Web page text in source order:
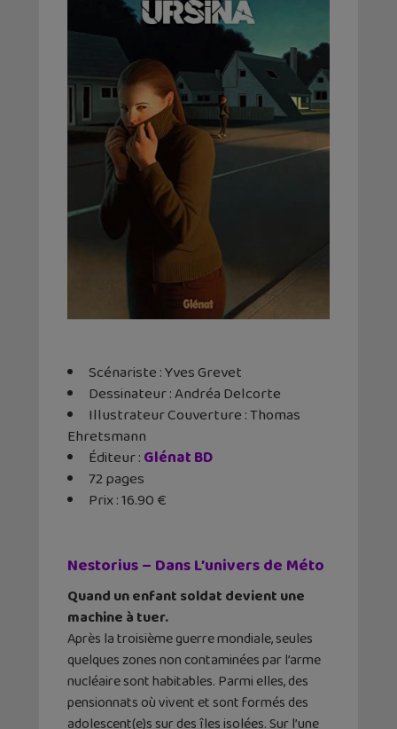
Scénariste : Yves Grevet
Dessinateur : Andréa Delcorte
Illustrateur Couverture : Thomas
Ehretsmann
Éditeur :‎Glénat BD
72 pages
Prix : 16.90 €
Nestorius – Dans L’univers de Méto
Quand un enfant soldat devient une
machine à tuer.
Après la troisième guerre mondiale, seules
quelques zones non contaminées par l’arme
nucléaire sont habitables. Parmi elles, des
pensionnats où vivent et sont formés des
adolescent(e)s sur des îles isolées. Sur l’une